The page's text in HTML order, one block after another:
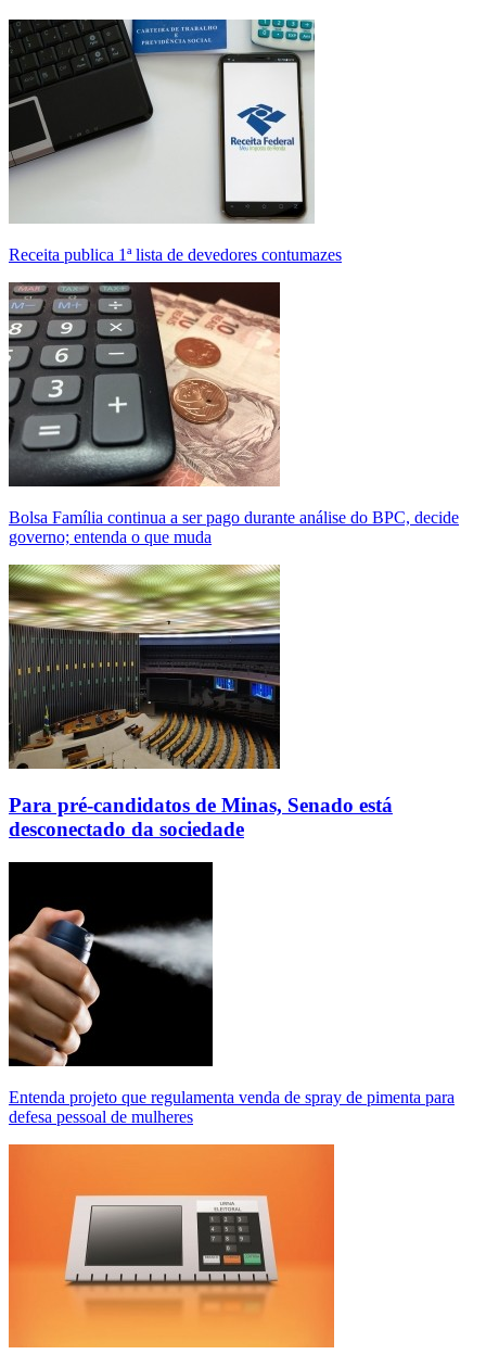
Receita publica 1ª lista de devedores contumazes
Bolsa Família continua a ser pago durante análise do BPC, decide
governo; entenda o que muda
Para pré-candidatos de Minas, Senado está
desconectado da sociedade
Entenda projeto que regulamenta venda de spray de pimenta para
defesa pessoal de mulheres